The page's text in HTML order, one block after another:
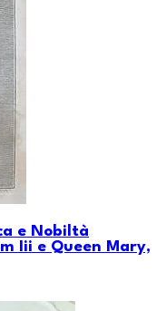
e Nobiltà
Iii e Queen Mary,